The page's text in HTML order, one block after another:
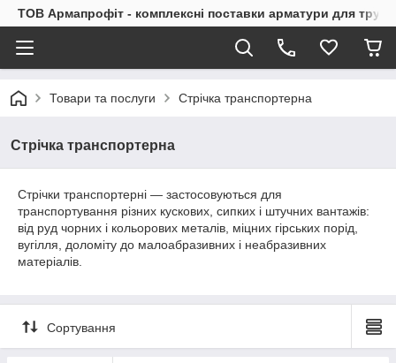
ТОВ Армапрофіт - комплексні поставки арматури для
Товари та послуги Стрічка транспортерна
Стрічка транспортерна
Стрічки транспортерні — застосовуються для
транспортування різних кускових, сипких і штучних вантажів:
від руд чорних і кольорових металів, міцних гірських порід,
вугілля, доломіту до малоабразивних і неабразивних
матеріалів.
Сортування